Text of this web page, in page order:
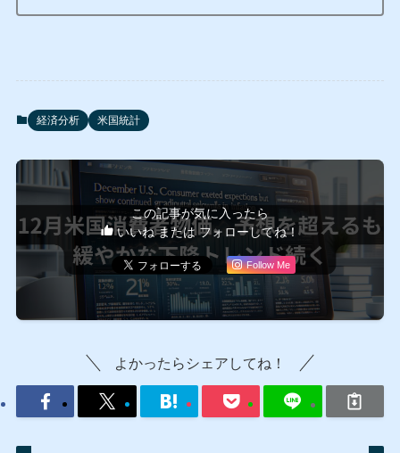
経済分析 米国統計
この記事が気に入ったら
いいね または フォローしてね！
Follow Me
よかったらシェアしてね！